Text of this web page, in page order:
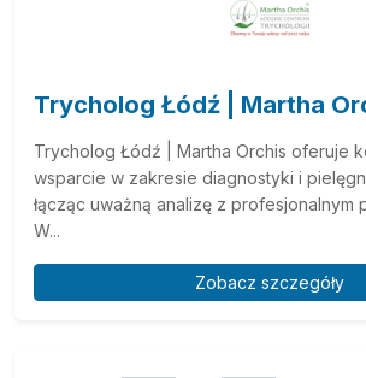
Trycholog Łódź | Martha
Trycholog Łódź | Martha Orchis oferuje
wsparcie w zakresie diagnostyki i
łącząc uważną analizę z profesjonalnym
W...
Zobacz szczegóły